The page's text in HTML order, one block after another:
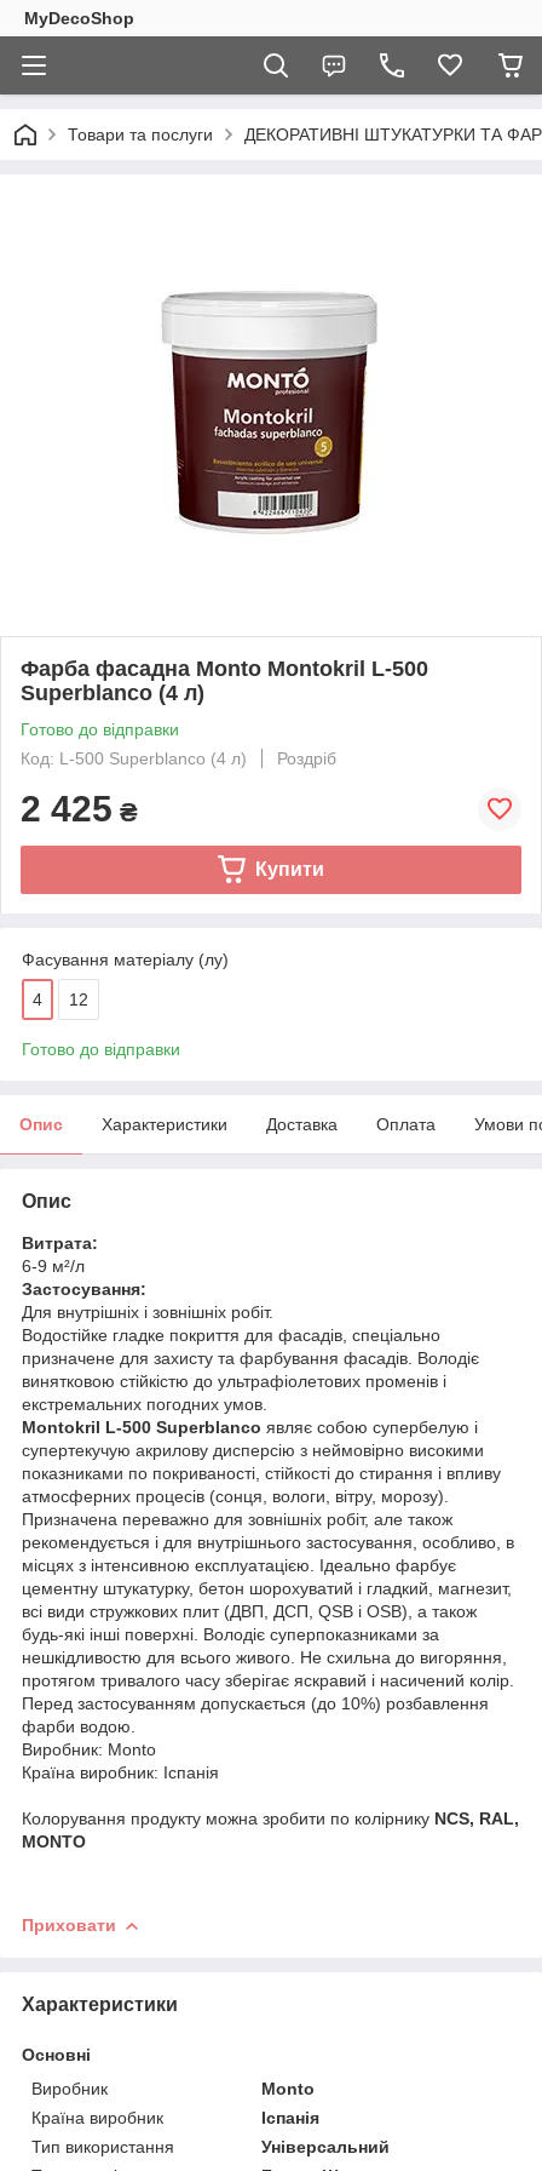
MyDecoShop
Товари та послуги ДЕКОРАТИВНІ ШТУКАТУРКИ ТА
Фарба фасадна Monto Montokril L-500
Superblanco (4 л)
Готово до відправки
Код: L-500 Superblanco (4 л)
Роздріб
2 425 ₴
Купити
Фасування матеріалу (лу)
4 12
Готово до відправки
Опис Характеристики Доставка Оплата Умови
Опис
Витрата:
6-9 м²/л
Застосування:
Для внутрішніх і зовнішніх робіт.
Водостійке гладке покриття для фасадів, спеціально
призначене для захисту та фарбування фасадів. Володіє
винятковою стійкістю до ультрафіолетових променів і
екстремальних погодних умов.
Montokril L-500 Superblanco являє собою супербелую і
супертекучую акрилову дисперсію з неймовірно високими
показниками по покриваності, стійкості до стирання і впливу
атмосферних процесів (сонця, вологи, вітру, морозу).
Призначена переважно для зовнішніх робіт, але також
рекомендується і для внутрішнього застосування, особливо, в
місцях з інтенсивною експлуатацією. Ідеально фарбує
цементну штукатурку, бетон шорохуватий і гладкий, магнезит,
всі види стружкових плит (ДВП, ДСП, QSB і OSB), а також
будь-які інші поверхні. Володіє суперпоказниками за
нешкідливостю для всього живого. Не схильна до вигоряння,
протягом тривалого часу зберігає яскравий і насичений колір.
Перед застосуванням допускається (до 10%) розбавлення
фарби водою.
Виробник: Monto
Країна виробник: Іспанія
Колорування продукту можна зробити по колірнику NCS, RAL,
MONTO
Приховати
Характеристики
Основні
Виробник
Monto
Країна виробник
Іспанія
Тип використання
Універсальний